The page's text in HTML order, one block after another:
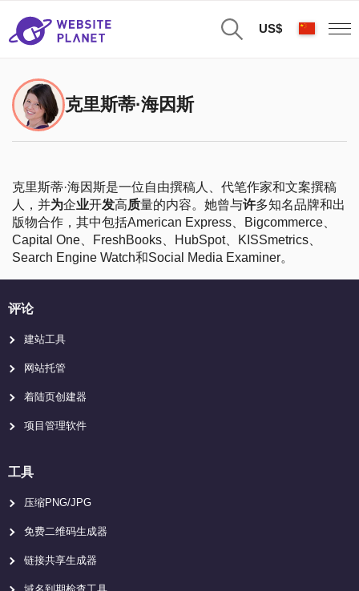
US$
克里斯蒂·海因斯
克里斯蒂·海因斯是一位自由撰稿人、代笔作家和文案撰稿
人，并为企业开发高质量的内容。她曾与许多知名品牌和出
版物合作，其中包括American Express Bigcommerce
Capital One
FreshBooks HubSpot、 KISSmetrics
Search Engine Watch和Social Media Examiner。
评论
建站工具
网站托管
着陆页创建器
项目管理软件
工具
压缩PNG/JPG
免费二维码生成器
链接共享生成器